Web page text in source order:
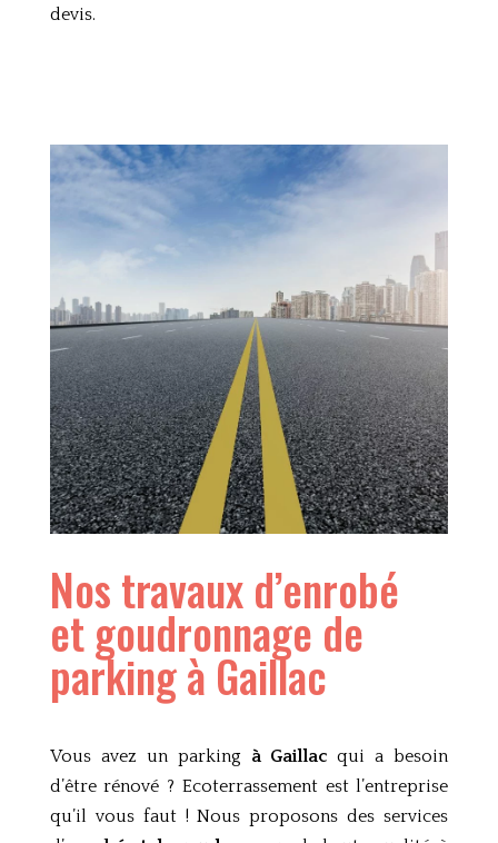
devis.
Nos travaux d’enrobé
et goudronnage de
parking à Gaillac
Vous avez un parking à Gaillacqui a besoin
d’être rénové ? Ecoterrassement est l’entreprise
qu’il vous faut ! Nous proposons des services